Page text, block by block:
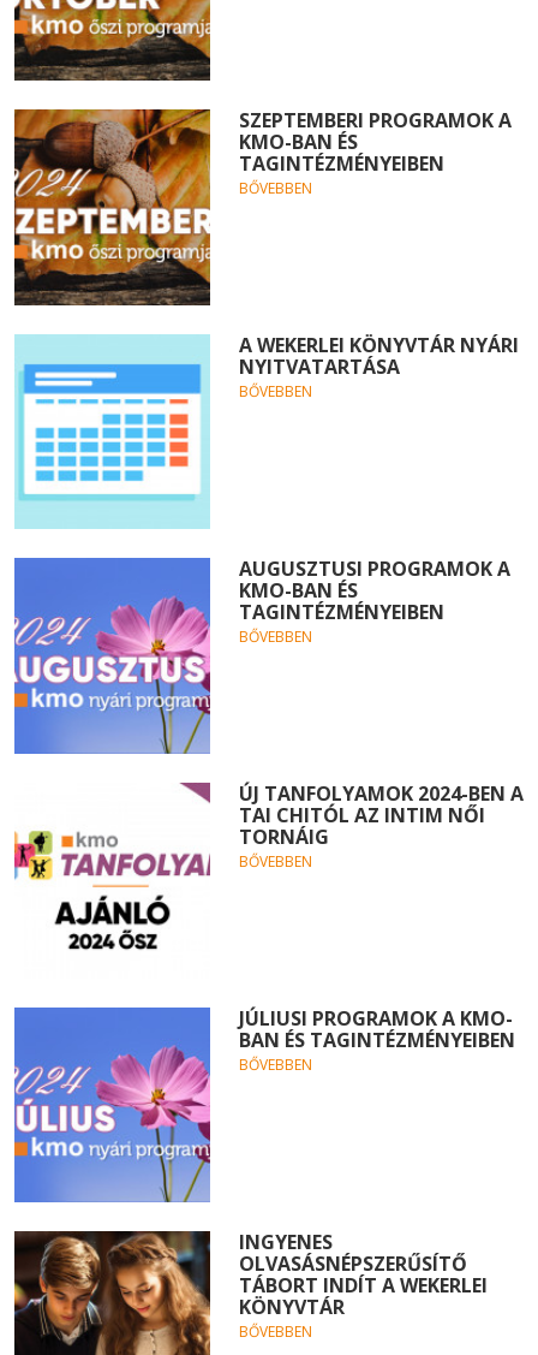
SZEPTEMBERI PROGRAMOK A
KMO-BAN ÉS
TAGINTÉZMÉNYEIBEN
BŐVEBBEN
A WEKERLEI KÖNYVTÁR NYÁRI
NYITVATARTÁSA
BŐVEBBEN
AUGUSZTUSI PROGRAMOK A
KMO-BAN ÉS
TAGINTÉZMÉNYEIBEN
BŐVEBBEN
ÚJ TANFOLYAMOK 2024-BEN A
TAI CHITÓL AZ INTIM NŐI
TORNÁIG
BŐVEBBEN
JÚLIUSI PROGRAMOK A KMO-
BAN ÉS TAGINTÉZMÉNYEIBEN
BŐVEBBEN
INGYENES
OLVASÁSNÉPSZERŰSÍTŐ
TÁBORT INDÍT A WEKERLEI
KÖNYVTÁR
BŐVEBBEN